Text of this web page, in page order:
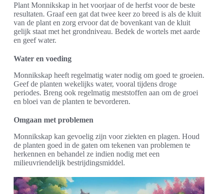
Plant Monnikskap in het voorjaar of de herfst voor de beste
resultaten. Graaf een gat dat twee keer zo breed is als de kluit
van de plant en zorg ervoor dat de bovenkant van de kluit
gelijk staat met het grondniveau. Bedek de wortels met aarde
en geef water.
Water en voeding
Monnikskap heeft regelmatig water nodig om goed te groeien.
Geef de planten wekelijks water, vooral tijdens droge
periodes. Breng ook regelmatig meststoffen aan om de groei
en bloei van de planten te bevorderen.
Omgaan met problemen
Monnikskap kan gevoelig zijn voor ziekten en plagen. Houd
de planten goed in de gaten om tekenen van problemen te
herkennen en behandel ze indien nodig met een
milieuvriendelijk bestrijdingsmiddel.